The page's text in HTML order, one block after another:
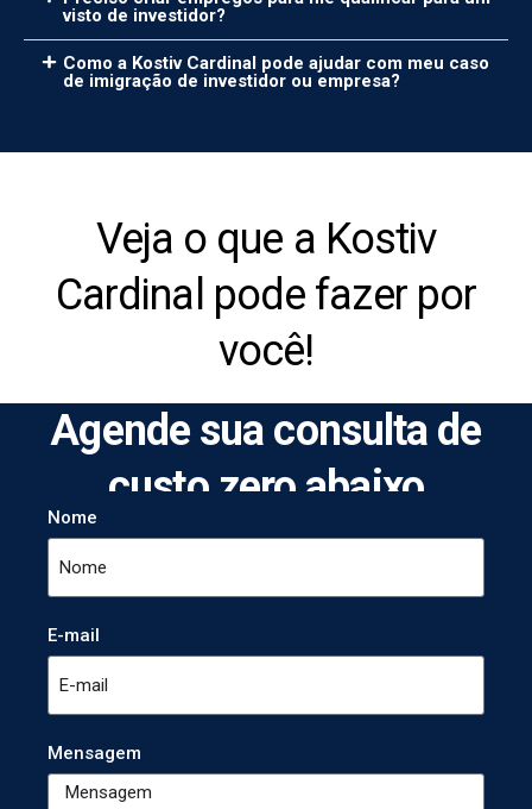
visto de investidor?
Como a Kostiv Cardinal pode ajudar com meu caso
de imigração de investidor ou empresa?
Veja o que a Kostiv
Cardinal pode fazer por
você!
Agende sua consulta de
custo zero abaixo
Nome
E-mail
Mensagem